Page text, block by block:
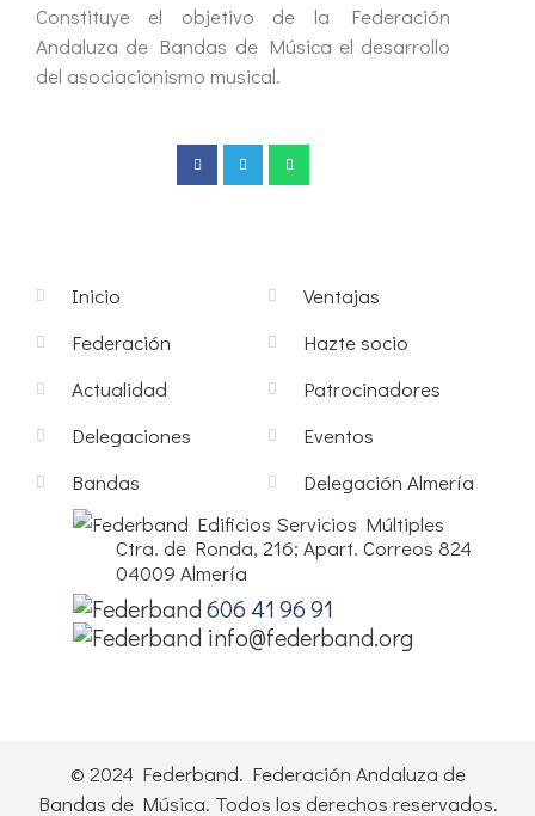
Constituye el objetivo de la Federación
Andaluza de Bandas de Música el desarrollo
del asociacionismo musical.
Inicio
Federación
Actualidad
Delegaciones
Bandas
Ventajas
Hazte socio
Patrocinadores
Eventos
Delegación Almería
Edificios Servicios Múltiples
Ctra. de Ronda, 216; Apart. Correos 824
04009 Almería
606 41 96 91
info@federband.org
© 2024 Federband. Federación Andaluza de
Bandas de Música. Todos los derechos reservados.